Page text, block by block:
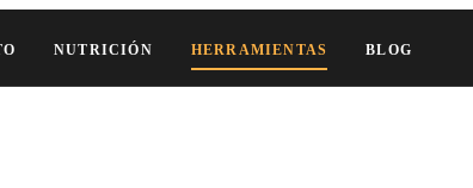
NUTRICIÓN HERRAMIENTAS BLOG